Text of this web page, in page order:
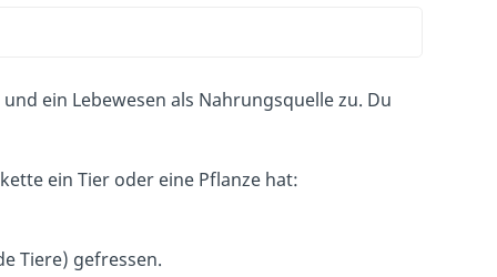
ein Lebewesen als Nahrungsquelle zu. Du
ein Tier oder eine Pflanze hat:
Tiere) gefressen.